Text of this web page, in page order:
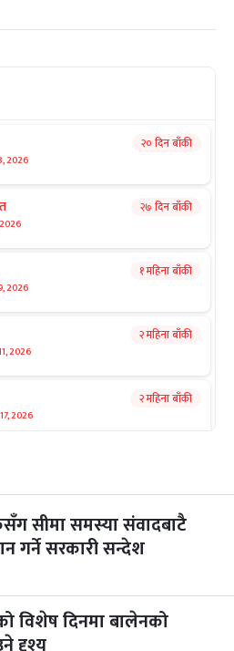
2026
२० दिन बाँकी
२७ दिन बाँकी
2026
१ महिना बाँकी
2026
२ महिना बाँकी
2026
२ महिना बाँकी
2026
२ महिना बाँकी
2026
सीमा समस्या संवादबाटै
गर्ने सरकारी सन्देश
विशेष दिनमा बालेनको